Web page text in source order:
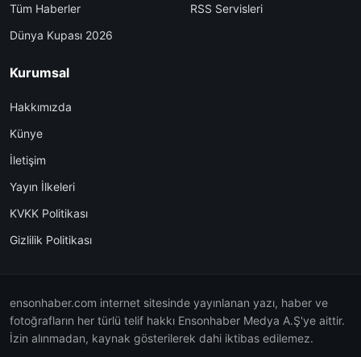
Tüm Haberler
Dünya Kupası 2026
RSS Servisleri
Kurumsal
Hakkımızda
Künye
İletişim
Yayın İlkeleri
KVKK Politikası
Gizlilik Politikası
ensonhaber.com internet sitesinde yayınlanan yazı, haber ve
fotoğrafların her türlü telif hakkı Ensonhaber Medya A.Ş'ye aittir.
İzin alınmadan, kaynak gösterilerek dahi iktibas edilemez.